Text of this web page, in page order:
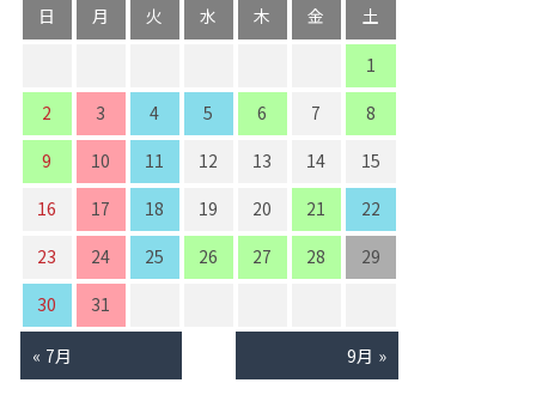
日 月 火 水 木 金 土
1
2
3 4 5 6 7
8
9
10 11 12 13 14
15
16
17 18 19 20 21
22
23
24 25 26 27 28
29
30
31
« 7月 9月 »